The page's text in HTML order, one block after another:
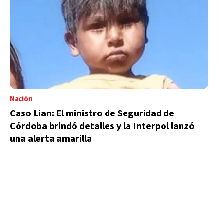
Nación
Caso Lian: El ministro de Seguridad de
Córdoba brindó detalles y la Interpol lanzó
una alerta amarilla